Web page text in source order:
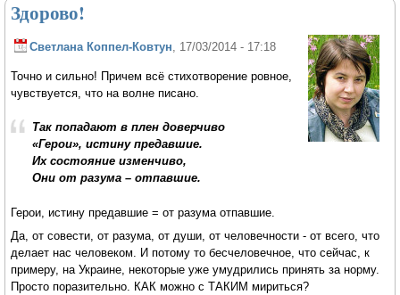
Здорово!
Светлана Коппел-Ковтун , 17/03/2014 - 17:18
Точно и сильно! Причем всё стихотворение ровное,
чувствуется, что на волне писано.
Так попадают в плен доверчиво
«Герои», истину предавшие.
Их состояние изменчиво,
Они от разума – отпавшие.
Герои, истину предавшие = от разума отпавшие.
Да, от совести, от разума, от души, от человечности - от всего, что
делает нас человеком. И потому то бесчеловечное, что сейчас, к
примеру, на Украине, некоторые уже умудрились принять за норму.
Просто поразительно. КАК можно с ТАКИМ мириться?